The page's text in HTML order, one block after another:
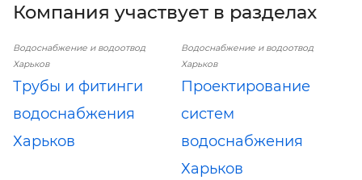
Компания участвует в разделах
Водоснабжение и водоотвод
Харьков
Трубы и фитинги
водоснабжения
Харьков
Водоснабжение и водоотвод
Харьков
Проектирование
систем
водоснабжения
Харьков